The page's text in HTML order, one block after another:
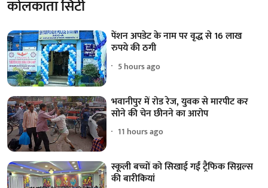
कोलकाता सिटी
पेंशन अपडेट के नाम पर वृद्ध से 16 लाख
रुपये की ठगी
5 hours ago
भवानीपुर में रोड रेज, युवक से मारपीट कर
सोने की चेन छीनने का आरोप
11 hours ago
स्कूली बच्चों को सिखाई गईं ट्रैफिक सिग्नल्स
की बारीकियां